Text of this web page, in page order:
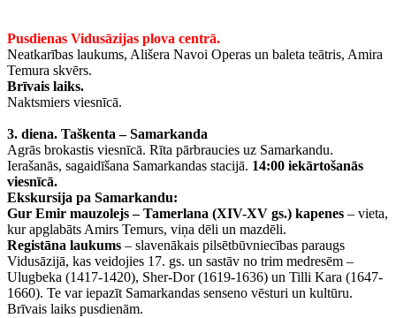
Pusdienas Vidusāzijas plova centrā.
Neatkarības laukums, Ališera Navoi Operas un baleta teātris, Amira
Temura skvērs.
Brīvais laiks.
Naktsmiers viesnīcā.
3. diena. Taškenta – Samarkanda
Agrās brokastis viesnīcā. Rīta pārbraucies uz Samarkandu.
Ierašanās, sagaidīšana Samarkandas stacijā. 14:00 iekārtošanās
viesnīcā.
Ekskursija pa Samarkandu:
Gur Emir mauzolejs – Tamerlana (XIV-XV gs.) kapenes – vieta,
kur apglabāts Amirs Temurs, viņa dēli un mazdēli.
Registāna laukums – slavenākais pilsētbūvniecības paraugs
Vidusāzijā, kas veidojies 17. gs. un sastāv no trim medresēm –
Ulugbeka (1417-1420), Sher-Dor (1619-1636) un Tilli Kara (1647-
1660). Te var iepazīt Samarkandas senseno vēsturi un kultūru.
Brīvais laiks pusdienām.